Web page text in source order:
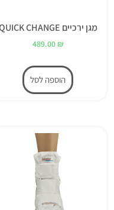
מגן ירכיים QUICK CHANGE
489.00 ₪
הוספה לסל